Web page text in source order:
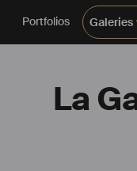
Portfolios Galeries
La